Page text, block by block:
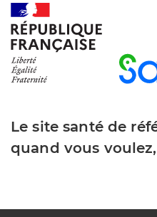
Le site santé de
quand vous